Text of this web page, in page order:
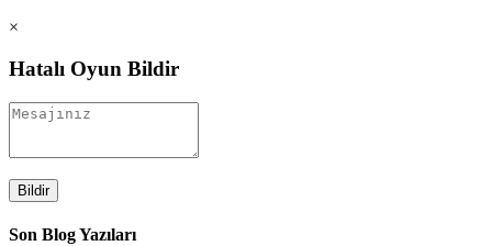
×
Hatalı Oyun Bildir
Bildir
Son Blog Yazıları